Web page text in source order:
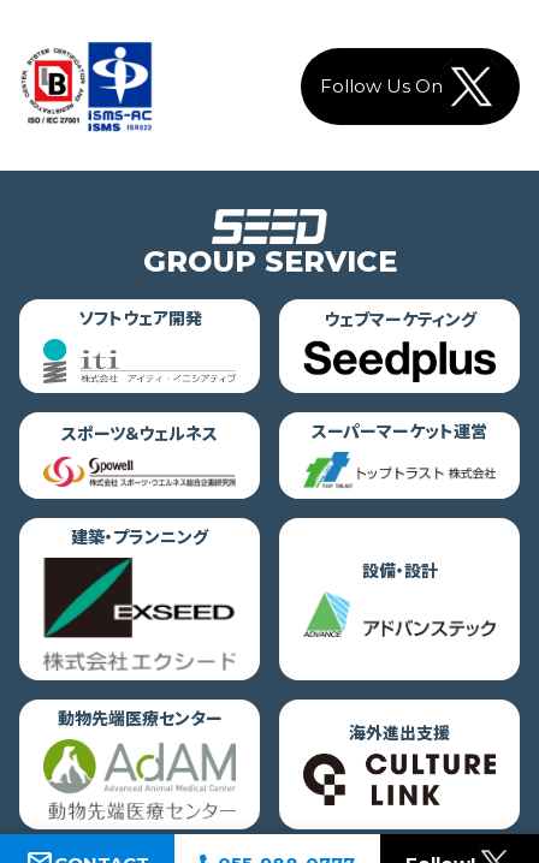
Follow Us On
GROUP SERVICE
ソフトウェア開発 ウェブマーケティング
スポーツ＆ウェルネス スーパーマーケット運営
建築・プランニング
設備・設計
動物先端医療センター
海外進出支援